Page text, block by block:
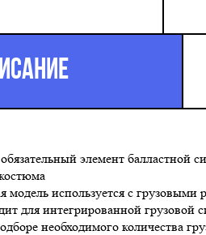
элемент балластной
модель используется с
для интегрированной грузовой
необходимого количества